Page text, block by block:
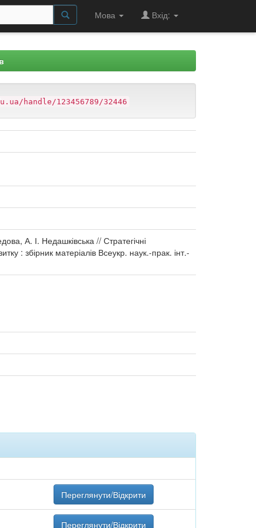
Мова Вхід:
handle/123456789/32446
А. І. Недашківська // Стратегічні
: збірник матеріалів Всеукр. наук.-прак. інт.-
Переглянути/Відкрити
Переглянути/Відкрити